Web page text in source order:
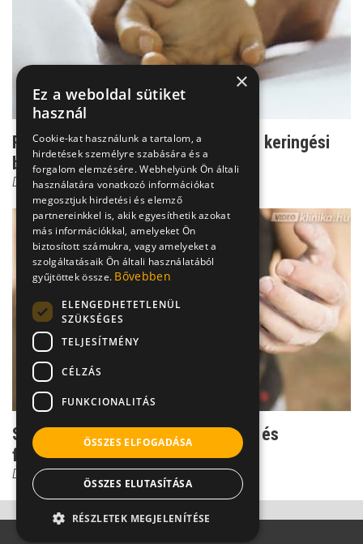
Raynaud-kór - a fiatal nők rejtélyes keringési
betegsége
Dr. Hunyi László
Scleroderma: ok nélkül jelentkezik és
fokozatosan teszi tönk...
Dr. Papp Ildikó
×
Ez a weboldal sütiket
használ
Cookie-kat használunk a tartalom, a
hirdetések személyre szabására és a
forgalom elemzésére. Webhelyünk Ön általi
használatára vonatkozó információkat
megosztjuk hirdetési és elemző
partnereinkkel is, akik egyesíthetik azokat
más információkkal, amelyeket Ön
biztosított számukra, vagy amelyeket a
szolgáltatásaik Ön általi használatából
gyűjtöttek össze. Bővebben
ELENGEDHETETLENÜL
SZÜKSÉGES
TELJESÍTMÉNY
CÉLZÁS
FUNKCIONALITÁS
ÖSSZES ELFOGADÁSA
ÖSSZES ELUTASÍTÁSA
RÉSZLETEK MEGJELENÍTÉSE